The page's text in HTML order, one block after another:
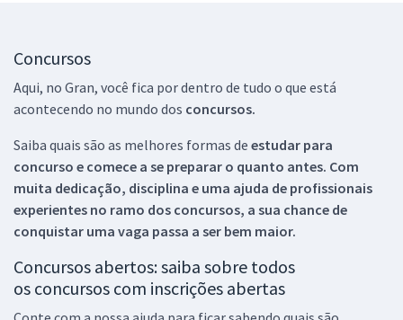
Concursos
Aqui, no Gran, você fica por dentro de tudo o que está
acontecendo no mundo dos concursos.
Saiba quais são as melhores formas de estudar para
concurso e comece a se preparar o quanto antes. Com
muita dedicação, disciplina e uma ajuda de profissionais
experientes no ramo dos concursos, a sua chance de
conquistar uma vaga passa a ser bem maior.
Concursos abertos: saiba sobre todos
os concursos com inscrições abertas